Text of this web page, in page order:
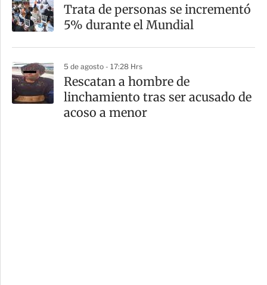
Trata de personas se incrementó
5% durante el Mundial
5 de agosto - 17:28 Hrs
Rescatan a hombre de
linchamiento tras ser acusado de
acoso a menor